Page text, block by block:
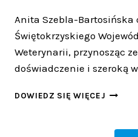
Anita Szebla-Bartosińska
Świętokrzyskiego
Weterynarii, przynosząc
doświadczenie i szeroką
DOWIEDZ SIĘ WIĘCEJ ANITA